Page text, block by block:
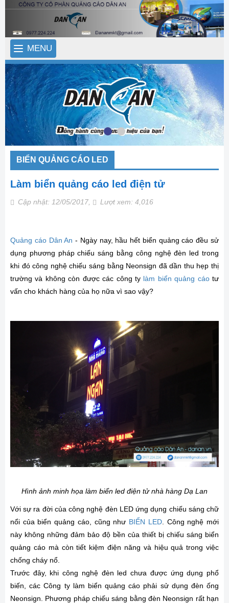
MENU
BIỂN QUẢNG CÁO LED
Làm biển quảng cáo led điện tử
Cập nhật: 12/05/2017, Lượt xem: 4,016
Quảng cáo Dân An - Ngày nay, hầu hết biển quảng cáo đều sử
dụng phương pháp chiếu sáng bằng công nghệ đèn led trong
khi đó công nghệ chiếu sáng bằng Neonsign đã dần thu hẹp thị
trường và không còn được các công ty làm biển quảng cáotư
vấn cho khách hàng của họ nữa vì sao vậy?
Hình ảnh minh họa làm biển led điện tử nhà hàng Dạ Lan
Với sự ra đời của công nghệ đèn LED ứng dụng chiếu sáng chữ
nổi của biển quảng cáo, cũng như BIỂN LED. Công nghệ mới
này không những đảm bảo độ bền của thiết bị chiếu sáng biển
quảng cáo mà còn tiết kiệm điện năng và hiệu quả trong việc
chống cháy nổ.
Trước đây, khi công nghệ đèn led chưa được ứng dụng phổ
biến, các Công ty làm biển quảng cáo phải sử dụng đèn ống
Neonsign. Phương pháp chiếu sáng bằng đèn Neonsign rất hạn